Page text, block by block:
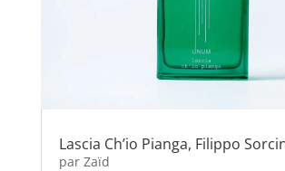
Lascia Ch’io Pianga, Filippo
par Zaïd